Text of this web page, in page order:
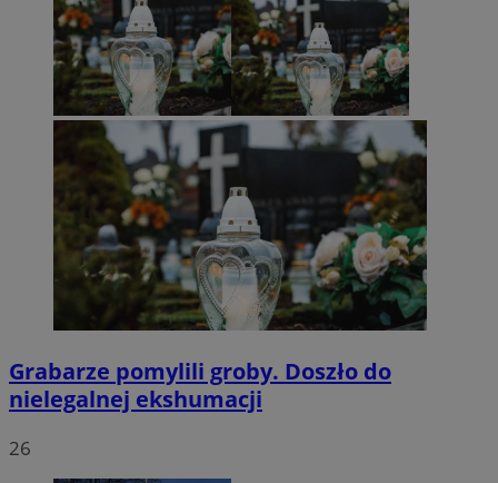
Grabarze pomylili groby. Doszło do
nielegalnej ekshumacji
26